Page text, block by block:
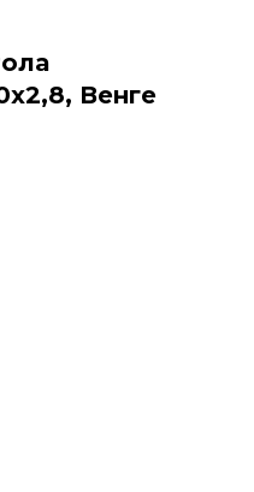
Венге